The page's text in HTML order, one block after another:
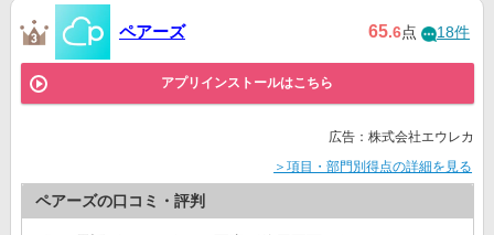
ペアーズ 65.6点 18件
アプリインストールはこちら
広告：株式会社エウレカ
＞項目・部門別得点の詳細を見る
ペアーズの口コミ・評判